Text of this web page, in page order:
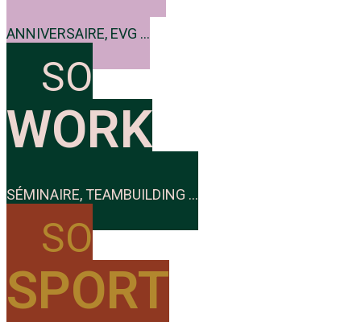
ANNIVERSAIRE, EVG ...
SO
WORK
SÉMINAIRE, TEAMBUILDING ...
SO
SPORT